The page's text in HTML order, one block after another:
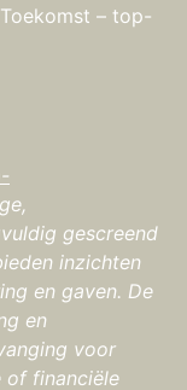
– top-
gescreend
inzichten
en gaven. De
en
voor
of financiële